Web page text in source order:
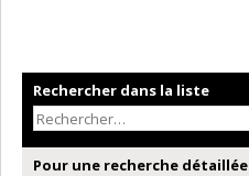
Rechercher dans la liste
Pour une recherche détaillée